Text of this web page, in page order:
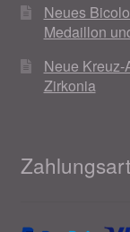
Partner
Shop
Neues
Medaillon
Neue
Zirkonia